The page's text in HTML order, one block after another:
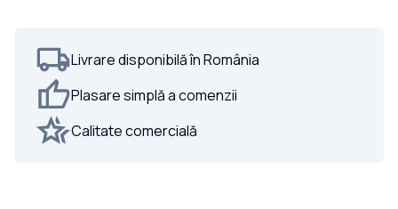
Livrare disponibilă în România
Plasare simplă a comenzii
Calitate comercială